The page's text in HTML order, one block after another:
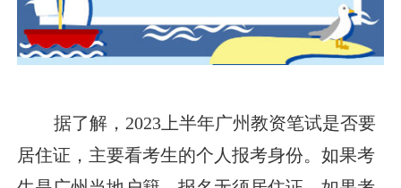
据了解，2023上半年广州教资笔试是否要
居住证，主要看考生的个人报考身份。如果考